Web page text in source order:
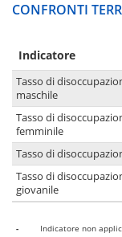
CONFRONTI
Indicatore
Tasso di
maschile
Tasso di
femminile
Tasso di
Tasso di
giovanile
-
Indicatore non